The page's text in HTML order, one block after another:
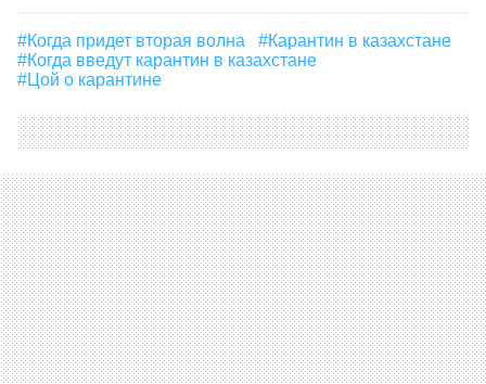
#Когда придет вторая волна
#карантин в казахстане
#когда введут карантин в казахстане
#цой о карантине